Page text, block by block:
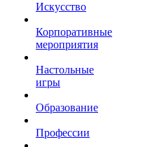
Искусство
Корпоративные
мероприятия
Настольные
игры
Образование
Профессии